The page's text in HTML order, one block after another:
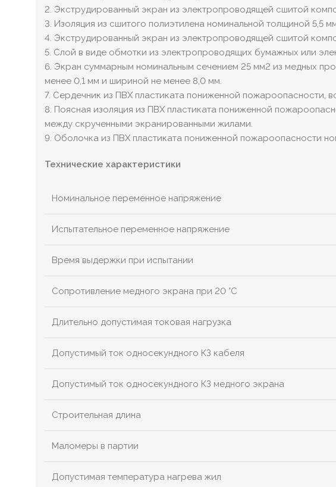
2. Экструдированный экран из электропроводящей сшитой
3. Изоляция из сшитого полиэтилена номинальной толщиной 5,5
4. Экструдированный экран из электропроводящей сшитой
5. Слой в виде обмотки из электропроводящих бумажных или
6. Экран суммарным номинальным сечением 25 мм2 из медных
менее 0,1 мм и шириной не менее 8,0 мм.
7. Сердечник из ПВХ пластиката пониженной пожароопасности,
8. Поясная изоляция из ПВХ пластиката пониженной
между скрученными экранированными жилами.
9. Оболочка из ПВХ пластиката пониженной пожароопасности
Технические характеристики
Номинальное переменное напряжение
Испытательное переменное напряжение
Время выдержки при испытании
Сопротивление медного экрана при 20 °С
Длительно допустимая токовая нагрузка
Допустимый ток односекундного КЗ кабеля
Допустимый ток односекундного КЗ медного экрана
Строительная длина
Маломеры в партии
Допустимая температура нагрева жил